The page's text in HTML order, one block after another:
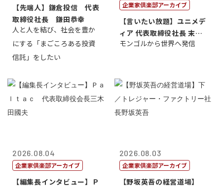
【先端人】鎌倉投信 代表
取締役社長 鎌田恭幸
人と人を結び、社会を豊か
にする「まごころある投資
信託」をしたい
企業家倶楽部アーカイブ
【言いたい放題】ユニメデ
ィア 代表取締役社長 末田
真
モンゴルから世界へ発信
2026.08.04
企業家倶楽部アーカイブ
【編集長インタビュー】Ｐ
2026.08.03
企業家倶楽部アーカイブ
【野坂英吾の経営道場】